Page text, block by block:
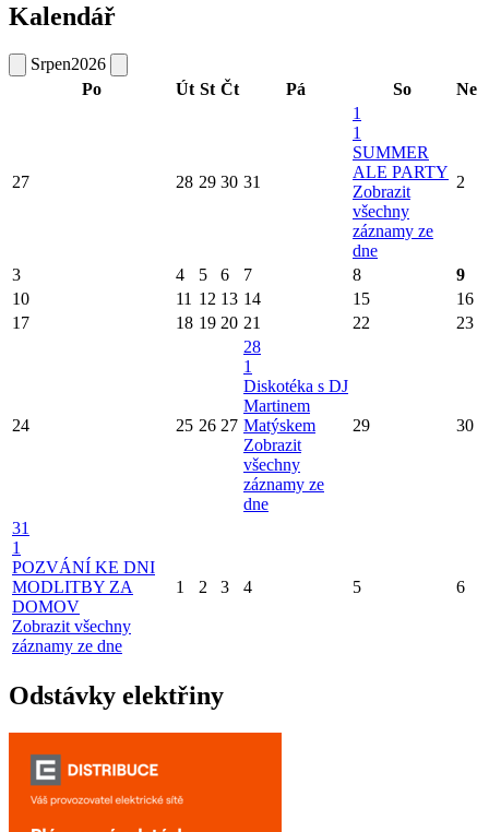
Kalendář
Srpen2026
Po
Út St Čt Pá So Ne
27 28 29 30 31
1
1
SUMMER
ALE PARTY
Zobrazit
všechny
záznamy ze
dne
2
3 4 5 6 7 8
9
10
11 12 13 14 15
16
17
18 19 20 21 22 23
24 25 26 27
28
1
Diskotéka s DJ
Martinem
Matýskem
Zobrazit
všechny
záznamy ze
dne
29 30
31
1
POZVÁNÍ KE DNI
MODLITBY ZA
DOMOV
Zobrazit všechny
záznamy ze dne
1 2 3 4 5 6
Odstávky elektřiny